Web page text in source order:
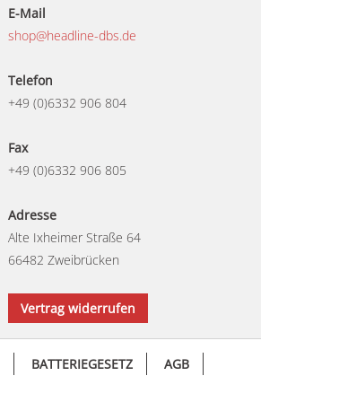
E-Mail
shop@headline-dbs.de
Telefon
+49 (0)6332 906 804
Fax
+49 (0)6332 906 805
Adresse
Alte Ixheimer Straße 64
66482 Zweibrücken
Vertrag widerrufen
BATTERIEGESETZ AGB